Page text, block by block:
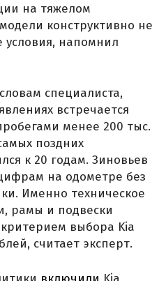
на тяжелом
конструктивно не
условия, напомнил
специалиста,
встречается
менее 200 тыс.
поздних
к 20 годам. Зиновьев
на одометре без
Именно техническое
рамы и подвески
выбора Kia
считает эксперт.